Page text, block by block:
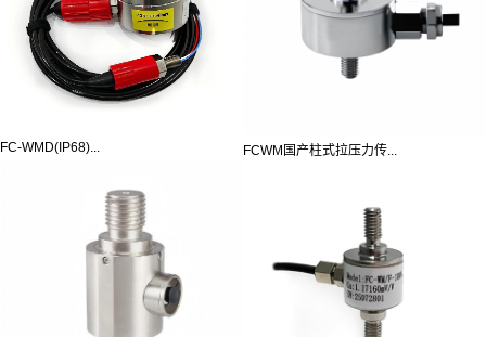
FC-WMD(IP68)... FCWM国产柱式拉压力传...